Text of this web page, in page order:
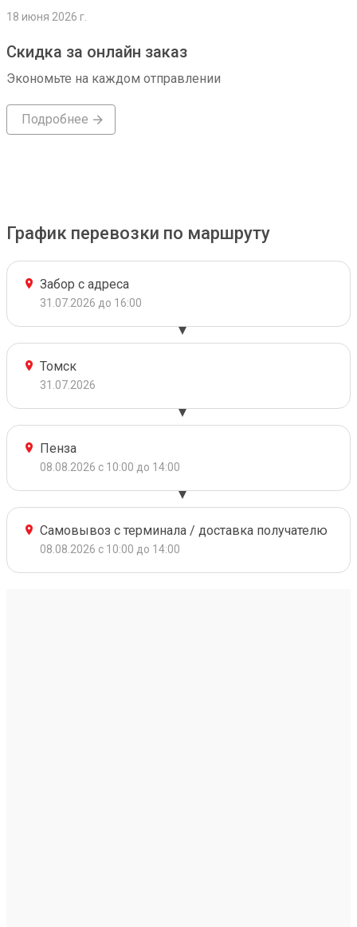
18 июня 2026 г.
Скидка за онлайн заказ
Экономьте на каждом отправлении
Подробнее
График перевозки по маршруту
Забор с адреса
31.07.2026 до 16:00
Томск
31.07.2026
Пенза
08.08.2026 с 10:00 до 14:00
Самовывоз с терминала / доставка получателю
08.08.2026 с 10:00 до 14:00